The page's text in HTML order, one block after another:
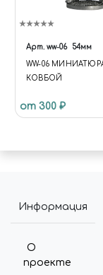
Арт. ww-06 54мм
WW-06
КОВБОЙ
от 300 ₽
Информация
О
проекте